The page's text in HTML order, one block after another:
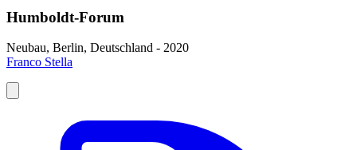
Humboldt-Forum
Neubau, Berlin, Deutschland - 2020
Franco Stella